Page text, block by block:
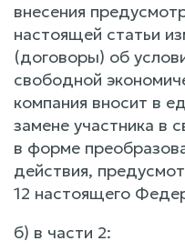
внесения
настоящей статьи
(договоры) об
свободной
компания вносит в
замене участника в
в форме
действия,
12 настоящего
б) в части 2: